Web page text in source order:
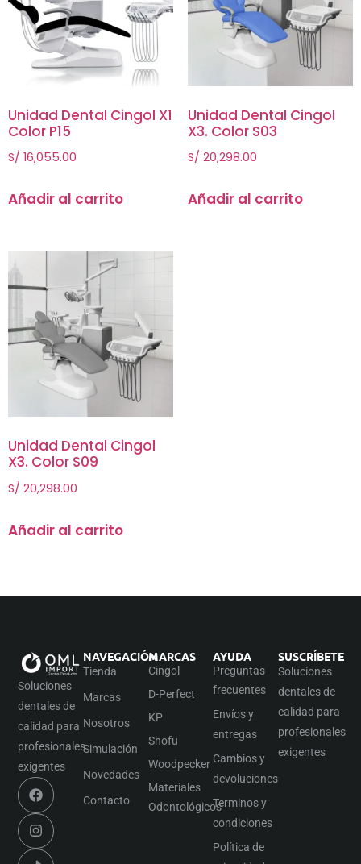
Unidad Dental Cingol X1
Color P15
S/ 16,055.00
Añadir al carrito
Unidad Dental Cingol
X3. Color S03
S/ 20,298.00
Añadir al carrito
Unidad Dental Cingol
X3. Color S09
S/ 20,298.00
Añadir al carrito
Soluciones
dentales de
calidad para
profesionales
exigentes
NAVEGACIÓN
Tienda
Marcas
Nosotros
Simulación
Novedades
Contacto
MARCAS
Cingol
D-Perfect
KP
Shofu
Woodpecker
Materiales
Odontológicos
AYUDA
Preguntas
frecuentes
Envíos y
entregas
Cambios y
devoluciones
Terminos y
condiciones
Política de
SUSCRÍBETE
Soluciones
dentales de
calidad para
profesionales
exigentes